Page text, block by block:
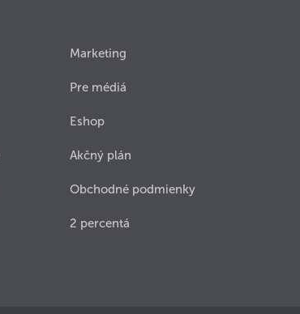
Marketing
Pre médiá
Eshop
Akčný plán
Obchodné podmienky
2 percentá